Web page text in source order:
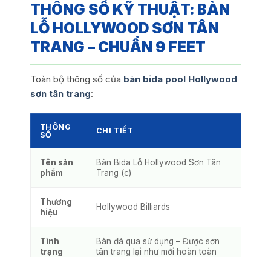
THÔNG SỐ KỸ THUẬT: BÀN
LỖ HOLLYWOOD SƠN TÂN
TRANG – CHUẨN 9 FEET
Toàn bộ thông số của bàn bida pool Hollywood
sơn tân trang:
THÔNG
SỐ
CHI TIẾT
Tên sản
phẩm
Bàn Bida Lỗ Hollywood Sơn Tân
Trang (c)
Thương
hiệu
Hollywood Billiards
Tình
trạng
Bàn đã qua sử dụng – Được sơn
tân trang lại như mới hoàn toàn